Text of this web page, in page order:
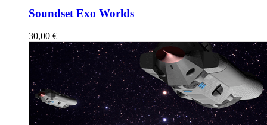
Soundset Exo Worlds
30,00 €